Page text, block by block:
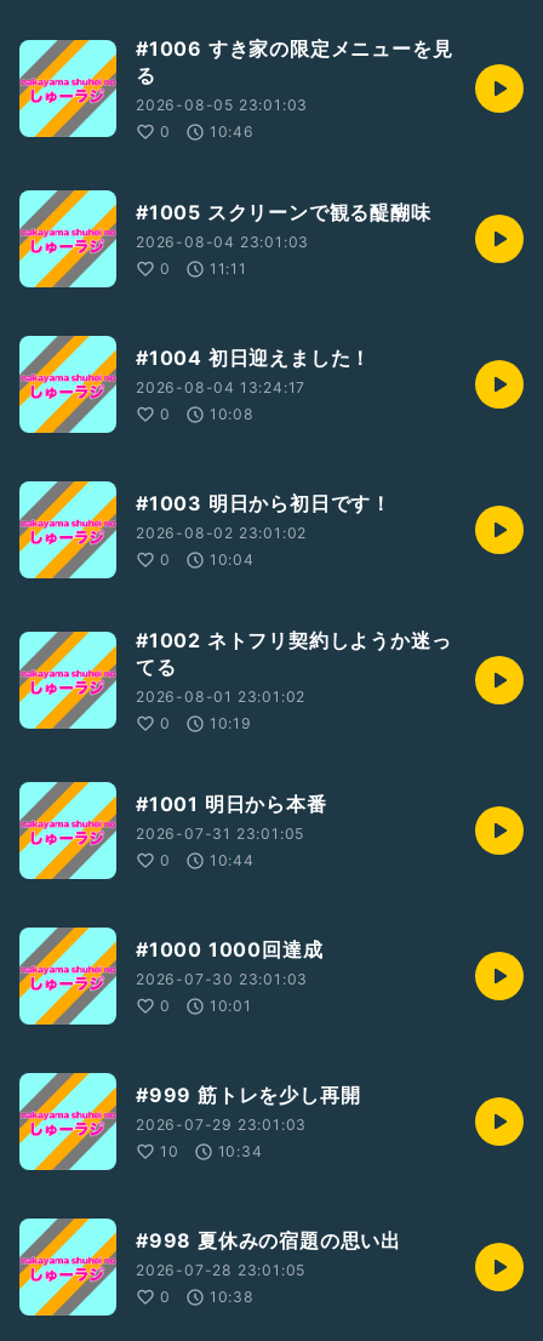
#1006 すき家の限定メニューを見
る
2026-08-05 23:01:03
0
10:46
#1005 スクリーンで観る醍醐味
2026-08-04 23:01:03
0
11:11
#1004 初日迎えました！
2026-08-04 13:24:17
0
10:08
#1003 明日から初日です！
2026-08-02 23:01:02
0
10:04
#1002 ネトフリ契約しようか迷っ
てる
2026-08-01 23:01:02
0
10:19
#1001 明日から本番
2026-07-31 23:01:05
0
10:44
#1000 1000回達成
2026-07-30 23:01:03
0
10:01
#999 筋トレを少し再開
2026-07-29 23:01:03
10
10:34
#998 夏休みの宿題の思い出
2026-07-28 23:01:05
0
10:38